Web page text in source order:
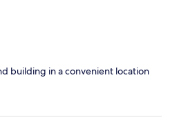
building in a convenient location